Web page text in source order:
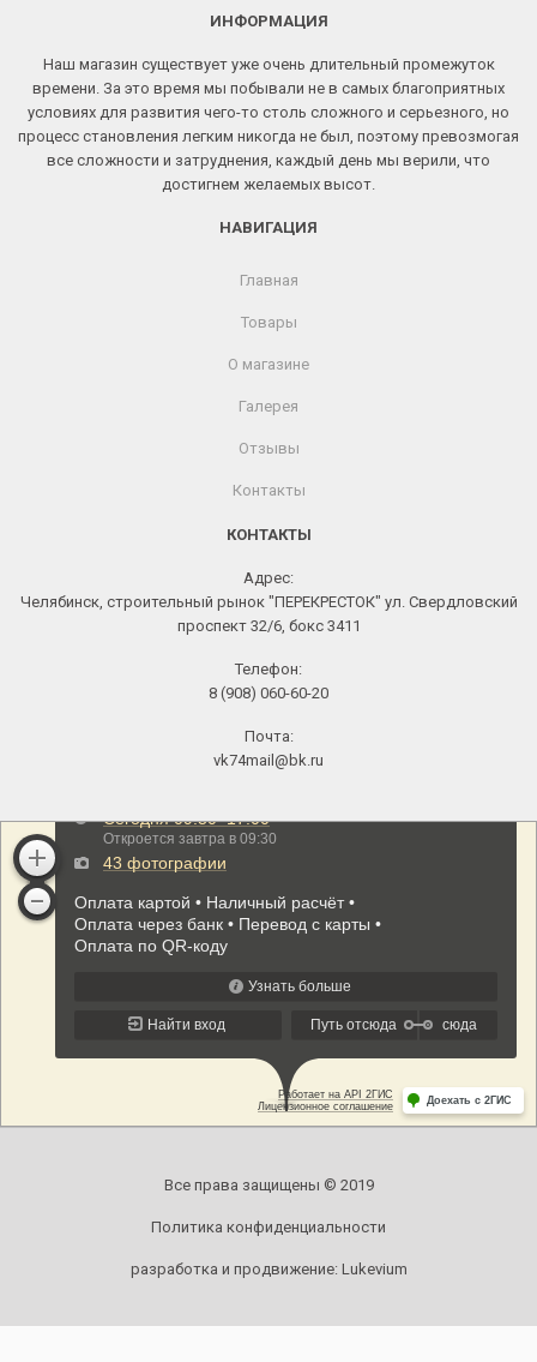
ИНФОРМАЦИЯ
Наш магазин существует уже очень длительный промежуток
времени. За это время мы побывали не в самых благоприятных
условиях для развития чего-то столь сложного и серьезного, но
процесс становления легким никогда не был, поэтому превозмогая
все сложности и затруднения, каждый день мы верили, что
достигнем желаемых высот.
НАВИГАЦИЯ
Главная
Товары
О магазине
Галерея
Отзывы
Контакты
КОНТАКТЫ
Адрес:
Челябинск, строительный рынок "ПЕРЕКРЕСТОК" ул. Свердловский
проспект 32/6, бокс 3411
Телефон:
8 (908) 060-60-20
Почта:
vk74mail@bk.ru
Все права защищены © 2019
Политика конфиденциальности
разработка и продвижение: Lukevium